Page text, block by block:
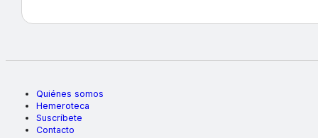
Quiénes somos
Hemeroteca
Suscríbete
Contacto